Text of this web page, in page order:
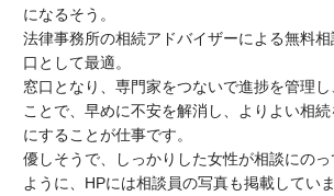
になるそう。
法律事務所の相続アドバイザーによる無料
口として最適。
窓口となり、専門家をつないで進捗を管理
ことで、早めに不安を解消し、よりよい相
にすることが仕事です。
優しそうで、しっかりした女性が相談にの
ように、HPには相談員の写真も掲載していま